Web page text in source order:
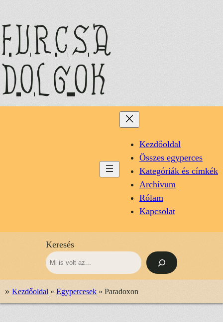
tartalomhoz
furcsa
dolgok
Kezdőoldal
Összes egyperces
Kategóriák és címkék
Archívum
Rólam
Kapcsolat
Keresés
» Kezdőoldal » Egypercesek » Paradoxon